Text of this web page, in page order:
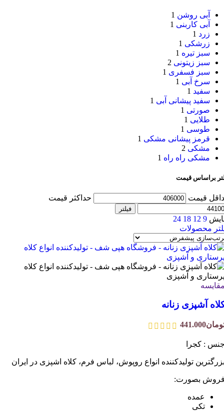
آبی روشن 1
آبی کاربنی 1
زرد 1
زرشکی 1
سبز تیره 1
سبز زیتونی 2
سبز فسفری 1
سرخ آبی 1
سفید 1
سفید پیشانی آبی 1
صورتی 1
طلایی 1
طوسی 1
قرمز پیشانی مشکی 1
مشکی 2
مشکی راه راه 1
براساس قیمت
قیمت حداکثر قیمت
فیلتر
9
12
18
24
محصولات
آشپزی زنانه
441.000
: کجرا
تولیدکننده انواع روپوش، لباس فرم، کلاه اشپزی در ایران
بصورت:
عمده
تکی